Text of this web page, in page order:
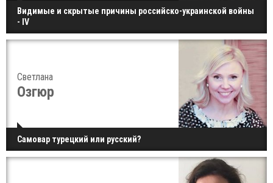
Видимые и скрытые причины российско-украинской войны
- IV
Светлана
Озгюр
Самовар турецкий или русский?